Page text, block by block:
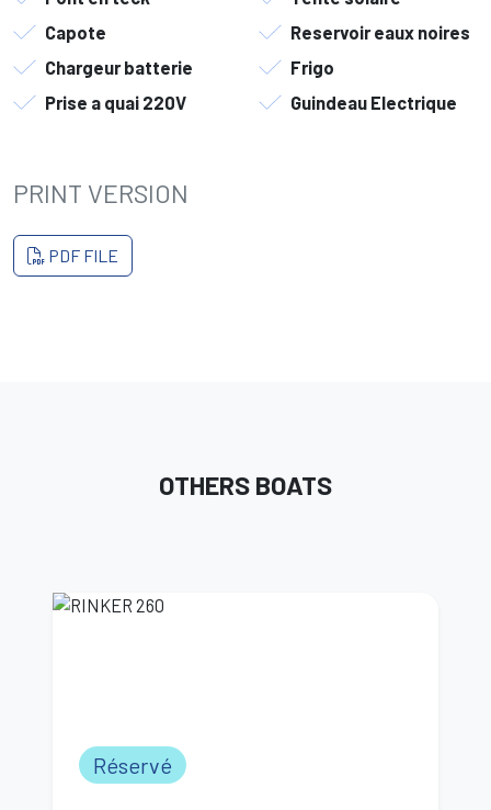
Capote
Reservoir eaux noires
Chargeur batterie
Frigo
Prise a quai 220V
Guindeau Electrique
PRINT VERSION
PDF FILE
OTHERS BOATS
Réservé